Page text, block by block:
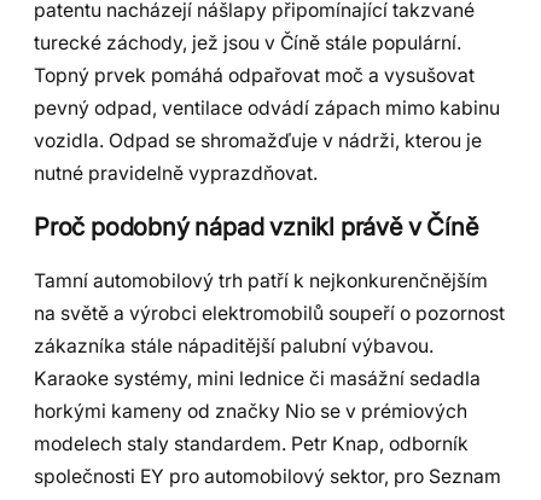
patentu nacházejí nášlapy připomínající takzvané
turecké záchody, jež jsou v Číně stále populární.
Topný prvek pomáhá odpařovat moč a vysušovat
pevný odpad, ventilace odvádí zápach mimo kabinu
vozidla. Odpad se shromažďuje v nádrži, kterou je
nutné pravidelně vyprazdňovat.
Proč podobný nápad vznikl právě v Číně
Tamní automobilový trh patří k nejkonkurenčnějším
na světě a výrobci elektromobilů soupeří o pozornost
zákazníka stále nápaditější palubní výbavou.
Karaoke systémy, mini lednice či masážní sedadla
horkými kameny od značky Nio se v prémiových
modelech staly standardem. Petr Knap, odborník
společnosti EY pro automobilový sektor, pro Seznam